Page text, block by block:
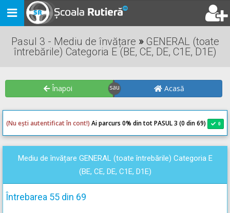
Toggle
navigation
Pasul 3 - Mediu de învățare »GENERAL (toate
întrebările) Categoria E (BE, CE, DE, C1E, D1E)
Înapoi Acasă
(Nu ești autentificat în cont!) Ai parcurs 0% din tot PASUL 3 (0 din 69) 0
Mediu de învățare GENERAL (toate întrebările) Categoria E
(BE, CE, DE, C1E, D1E)
Întrebarea 55 din 69